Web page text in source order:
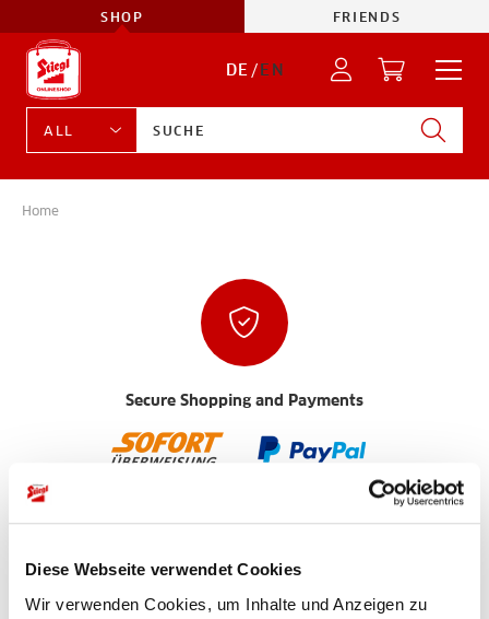
Diese Webseite verwendet Cookies
Wir verwenden Cookies, um Inhalte und Anzeigen zu
SHOP FRIENDS
DE/EN
Home
Secure Shopping and Payments
Free Shipping to Austria